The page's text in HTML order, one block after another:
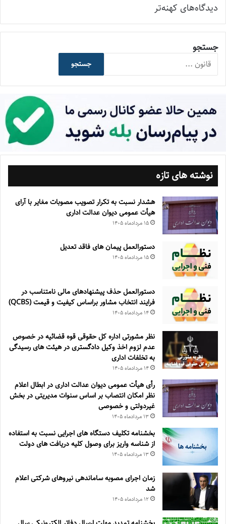
راهبری
دیدگاه‌ها
دیدگاه‌های کهنه‌تر
جستجو
جستجو
نوشته های تازه
هشدار نسبت به تکرار تصویب مصوبات مغایر با آرای
هیأت عمومی دیوان عدالت اداری
۱۵ مرداد‌ماه ۱۴۰۵
دستورالعمل پیمان های فاقد تعدیل
۱۵ مرداد‌ماه ۱۴۰۵
دستورالعمل حذف پيشنهادهای مالی نامتناسب در
فرايند انتخاب مشاور براساس كيفيت و قيمت (QCBS)
۱۴ مرداد‌ماه ۱۴۰۵
نظر مشورتی اداره کل حقوقی قوه قضائیه در خصوص
عدم لزوم اخذ وکیل دادگستری در هیئت های رسیدگی
به تخلفات اداری
۱۴ مرداد‌ماه ۱۴۰۵
رأی هیأت عمومی دیوان عدالت اداری در ابطال اعلام
نظر امکان انتصاب بر اساس سنوات مدیریتی در بخش
غیردولتی و خصوصی
۱۳ مرداد‌ماه ۱۴۰۵
بخشنامه تکلیف دستگاه های اجرایی نسبت به استفاده
از شناسه واریز برای وصول کلیه دریافت های دولت
۱۳ مرداد‌ماه ۱۴۰۵
زمان اجرای مصوبه ساماندهی نیروهای شرکتی اعلام
شد
۱۲ مرداد‌ماه ۱۴۰۵